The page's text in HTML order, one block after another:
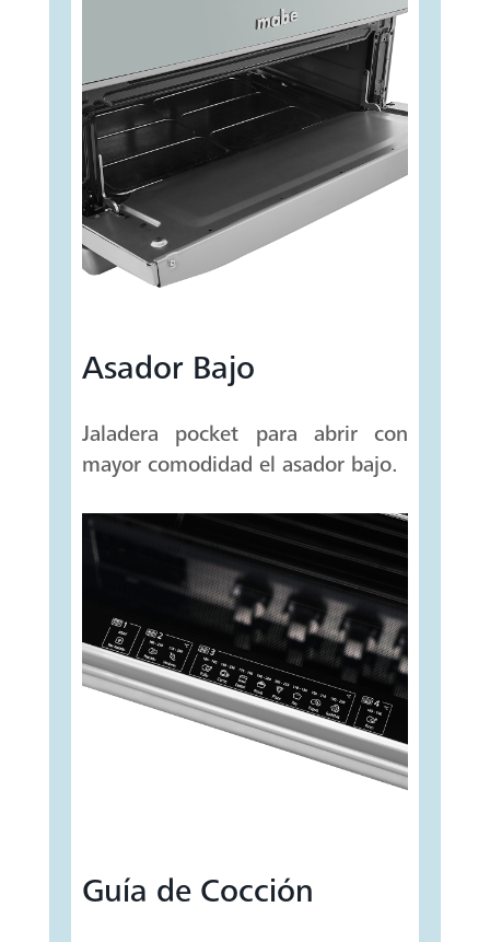
Asador Bajo
Jaladera pocket para abrir con
mayor comodidad el asador bajo.
Guía de Cocción